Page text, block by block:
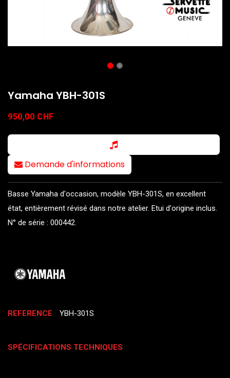
Yamaha YBH-301S
950,00 CHF
Demande d'informations
Basse Yamaha d'occasion, modèle YBH-301S, en excellent
état, entièrement révisé dans notre atelier. Etui d'origine inclus.
N° de série : 000442.
REFERENCE YBH-301S
SPÉCIFICATIONS TECHNIQUES